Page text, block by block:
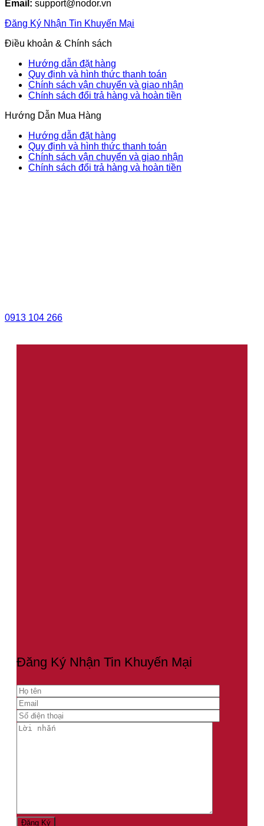
Email: support@nodor.vn
Đăng Ký Nhận Tin Khuyến Mại
Điều khoản & Chính sách
Hướng dẫn đặt hàng
Quy định và hình thức thanh toán
Chính sách vận chuyển và giao nhận
Chính sách đổi trả hàng và hoàn tiền
Hướng Dẫn Mua Hàng
Hướng dẫn đặt hàng
Quy định và hình thức thanh toán
Chính sách vận chuyển và giao nhận
Chính sách đổi trả hàng và hoàn tiền
0913 104 266
Đăng Ký Nhận Tin Khuyến Mại